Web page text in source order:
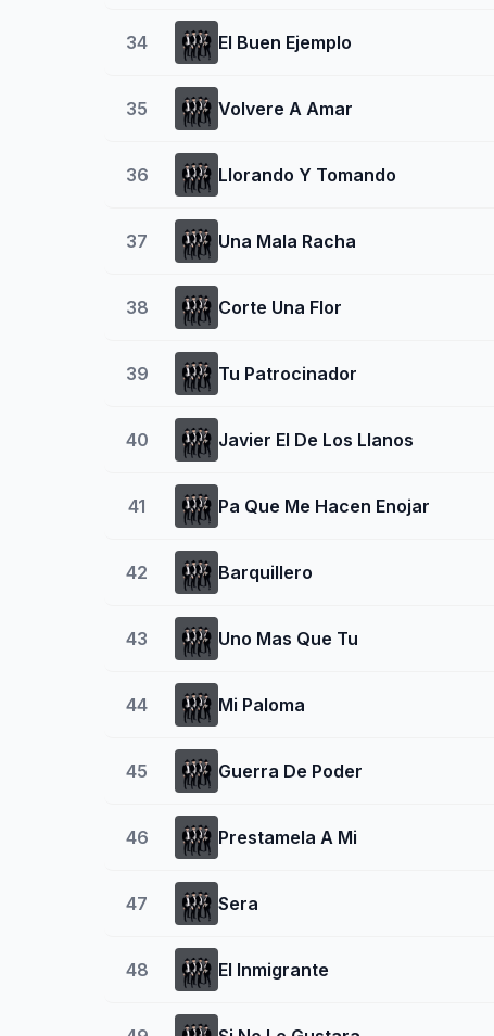
34 El Buen Ejemplo
35 Volvere A Amar
36 Llorando Y Tomando
37 Una Mala Racha
38 Corte Una Flor
39 Tu Patrocinador
40 Javier El De Los Llanos
41 Pa Que Me Hacen Enojar
42 Barquillero
43 Uno Mas Que Tu
44 Mi Paloma
45 Guerra De Poder
46 Prestamela A Mi
47 Sera
48 El Inmigrante